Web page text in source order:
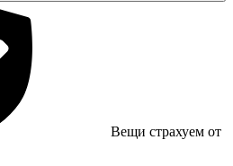
Вещи страхуем от